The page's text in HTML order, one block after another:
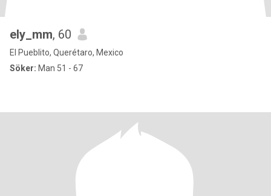
ely_mm, 60
El Pueblito, Querétaro, Mexico
Söker: Man 51 - 67